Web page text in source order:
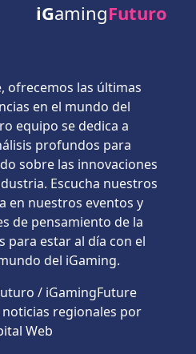
iGamingFuturo
ofrecemos las últimas
en el mundo del
equipo se dedica a
profundos para
sobre las innovaciones
Escucha nuestros
en nuestros eventos y
de pensamiento de la
para estar al día con el
del iGaming.
/ iGamingFuture
regionales por
Web